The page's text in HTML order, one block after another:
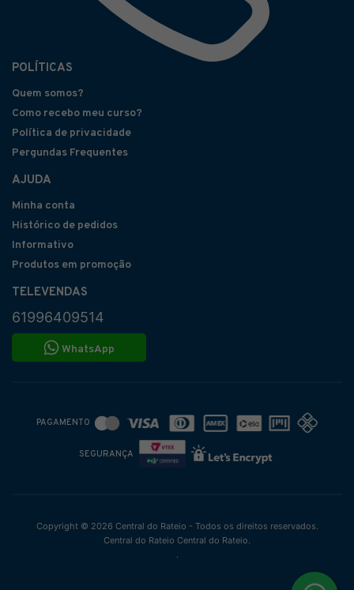
POLÍTICAS
Quem somos?
Como recebo meu curso?
Política de privacidade
Pergundas Frequentes
AJUDA
Minha conta
Histórico de pedidos
Informativo
Produtos em promoção
TELEVENDAS
61996409514
WhatsApp
PAGAMENTO
SEGURANÇA
Copyright © 2026 Central do Rateio - Todos os direitos reservados.
Central do Rateio Central do Rateio.
.